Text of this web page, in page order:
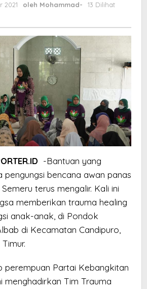
2021 oleh Mohammad-
13 Dilihat
-Bantuan yang
pengungsi bencana awan panas
terus mengalir. Kali ini
memberikan trauma healing
anak-anak, di Pondok
di Kecamatan Candipuro,
perempuan Partai Kebangkitan
menghadirkan Tim Trauma